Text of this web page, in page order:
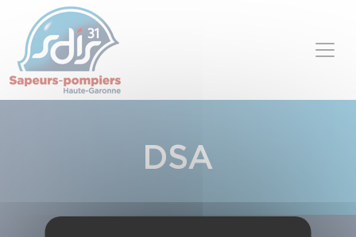
DSA
Panneau de gestion des cookies